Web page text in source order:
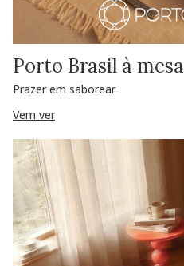
Porto Brasil à mesa
Prazer em saborear
Vem ver